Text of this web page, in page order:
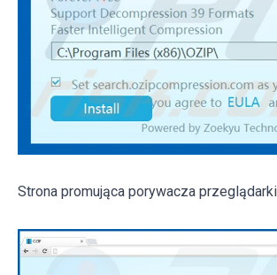
Strona promująca porywacza